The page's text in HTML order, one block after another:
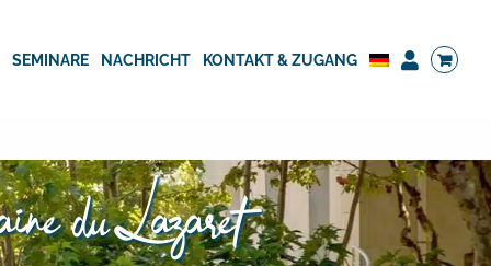
SEMINARE NACHRICHT KONTAKT & ZUGANG
du Lazaret